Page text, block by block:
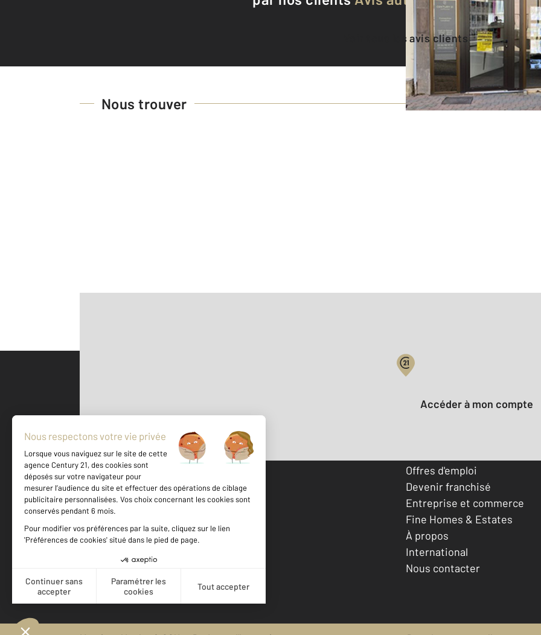
Voir tous les avis clients
Nous trouver
500 m ©Mappy
Votre compte :
Accéder à mon compte
Votre agence est notée
Achat
Offres d'emploi
Devenir franchisé
Entreprise et commerce
Fine Homes & Estates
À propos
International
Nous contacter